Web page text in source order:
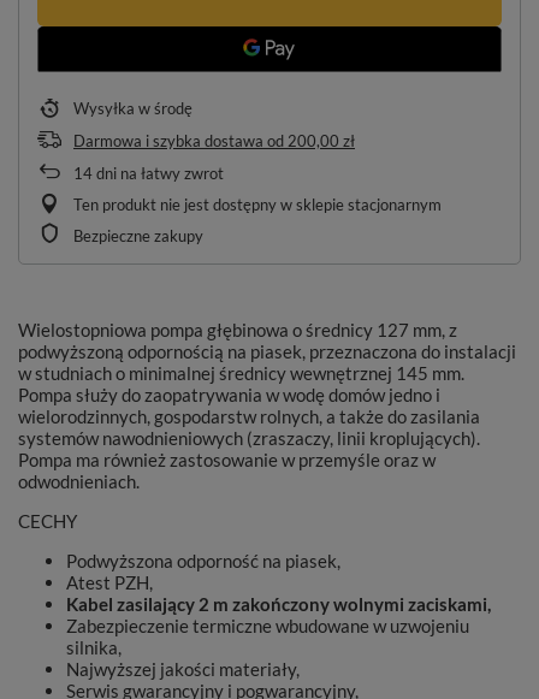
Wysyłka w środę
Darmowa i szybka dostawa od 200,00 zł
14dni na łatwy zwrot
Ten produkt nie jest dostępny w sklepie stacjonarnym
Bezpieczne zakupy
Wielostopniowa pompa głębinowa o średnicy 127 mm, z
podwyższoną odpornością na piasek, przeznaczona do instalacji
w studniach o minimalnej średnicy wewnętrznej 145 mm.
Pompa służy do zaopatrywania w wodę domów jedno i
wielorodzinnych, gospodarstw rolnych, a także do zasilania
systemów nawodnieniowych (zraszaczy, linii kroplujących).
Pompa ma również zastosowanie w przemyśle oraz w
odwodnieniach.
CECHY
Podwyższona odporność na piasek,
Atest PZH,
Kabel zasilający 2 m zakończony wolnymi zaciskami,
Zabezpieczenie termiczne wbudowane w uzwojeniu
silnika,
Najwyższej jakości materiały,
Serwis gwarancyjny i pogwarancyjny,